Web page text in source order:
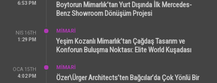
6:53 PM
Boytorun Mimarlık’tan Yurt Dışında İlk Mercedes-
Benz Showroom Dönüşüm Projesi
NIS 16TH
1:29 PM
MİMARİ
Yeşim Kozanlı Mimarlık’tan Çağdaş Tasarım ve
Konforun Buluşma Noktası: Elite World Kuşadası
OCA 15TH
4:02 PM
MİMARİ
Özer\Ürger Architects’ten Bağcılar’da Çok Yönlü Bir